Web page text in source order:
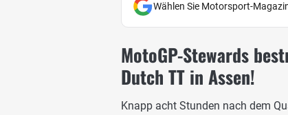
Wählen Sie Motorsport-
MotoGP-Stewards
Dutch TT in Assen!
Knapp acht Stunden nach dem